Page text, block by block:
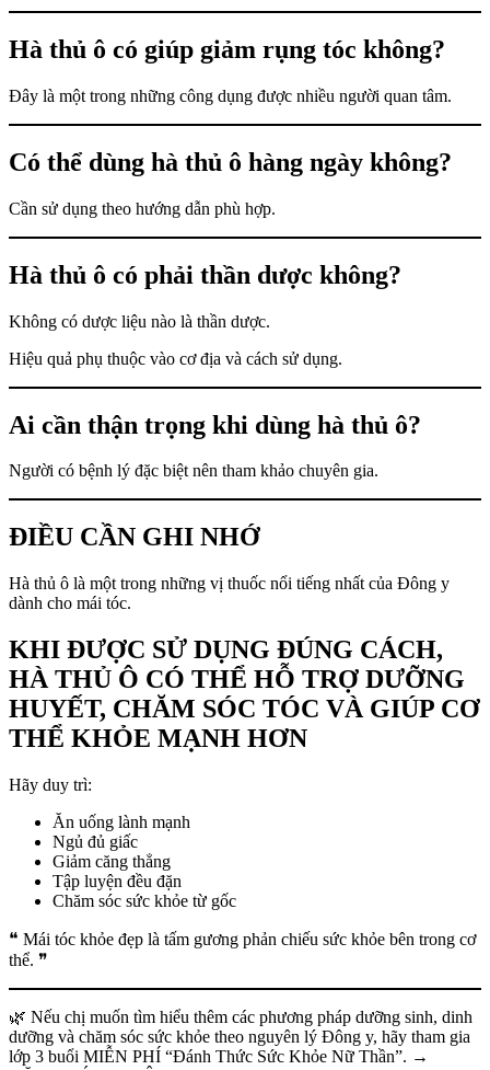
Hà thủ ô có giúp giảm rụng tóc không?
Đây là một trong những công dụng được nhiều người quan tâm.
Có thể dùng hà thủ ô hàng ngày không?
Cần sử dụng theo hướng dẫn phù hợp.
Hà thủ ô có phải thần dược không?
Không có dược liệu nào là thần dược.
Hiệu quả phụ thuộc vào cơ địa và cách sử dụng.
Ai cần thận trọng khi dùng hà thủ ô?
Người có bệnh lý đặc biệt nên tham khảo chuyên gia.
ĐIỀU CẦN GHI NHỚ
Hà thủ ô là một trong những vị thuốc nổi tiếng nhất của Đông y
dành cho mái tóc.
KHI ĐƯỢC SỬ DỤNG ĐÚNG CÁCH,
HÀ THỦ Ô CÓ THỂ HỖ TRỢ DƯỠNG
HUYẾT, CHĂM SÓC TÓC VÀ GIÚP CƠ
THỂ KHỎE MẠNH HƠN
Hãy duy trì:
Ăn uống lành mạnh
Ngủ đủ giấc
Giảm căng thẳng
Tập luyện đều đặn
Chăm sóc sức khỏe từ gốc
❝ Mái tóc khỏe đẹp là tấm gương phản chiếu sức khỏe bên trong cơ
thể. ❞
🌿 Nếu chị muốn tìm hiểu thêm các phương pháp dưỡng sinh, dinh
dưỡng và chăm sóc sức khỏe theo nguyên lý Đông y, hãy tham gia
lớp 3 buổi MIỄN PHÍ “Đánh Thức Sức Khỏe Nữ Thần”. →